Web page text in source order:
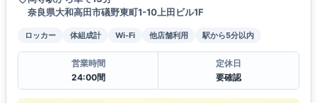
奈良県大和高田市礒野東町1-10上田ビル1F
ロッカー 体組成計 Wi-Fi 他店舗利用 駅から5分以内
営業時間
24:00間
定休日
要確認